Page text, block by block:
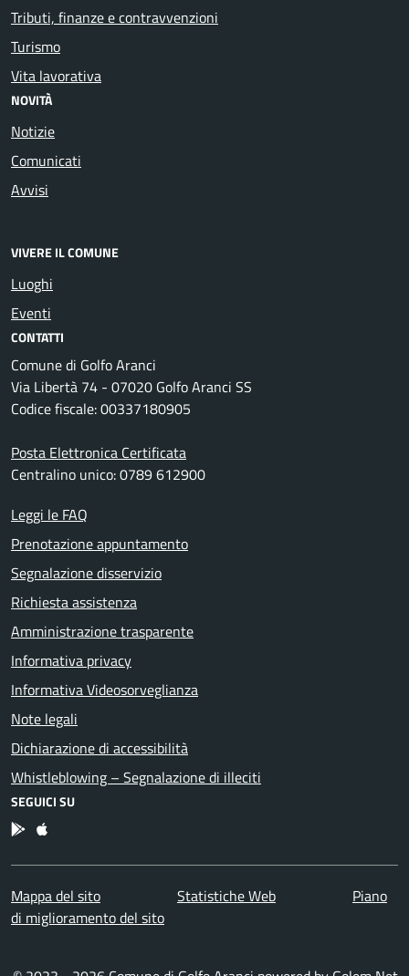
Tributi, finanze e contravvenzioni
Turismo
Vita lavorativa
NOVITÀ
Notizie
Comunicati
Avvisi
VIVERE IL COMUNE
Luoghi
Eventi
CONTATTI
Comune di Golfo Aranci
Via Libertà 74 - 07020 Golfo Aranci SS
Codice fiscale: 00337180905
Posta Elettronica Certificata
Centralino unico: 0789 612900
Leggi le FAQ
Prenotazione appuntamento
Segnalazione disservizio
Richiesta assistenza
Amministrazione trasparente
Informativa privacy
Informativa Videosorveglianza
Note legali
Dichiarazione di accessibilità
Whistleblowing – Segnalazione di illeciti
SEGUICI SU
App Android
App IOS
Mappa del sito Statistiche Web
Piano
di miglioramento del sito